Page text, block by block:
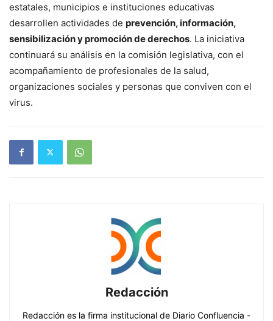
estatales, municipios e instituciones educativas
desarrollen actividades de prevención, información,
sensibilización y promoción de derechos. La iniciativa
continuará su análisis en la comisión legislativa, con el
acompañamiento de profesionales de la salud,
organizaciones sociales y personas que conviven con el
virus.
Redacción
Redacción es la firma institucional de Diario Confluencia -